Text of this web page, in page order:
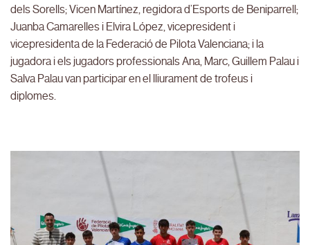
dels Sorells; Vicen Martínez, regidora d’Esports de Beniparrell;
Juanba Camarelles i Elvira López, vicepresident i
vicepresidenta de la Federació de Pilota Valenciana; i la
jugadora i els jugadors professionals Ana, Marc, Guillem Palau i
Salva Palau van participar en el lliurament de trofeus i
diplomes.